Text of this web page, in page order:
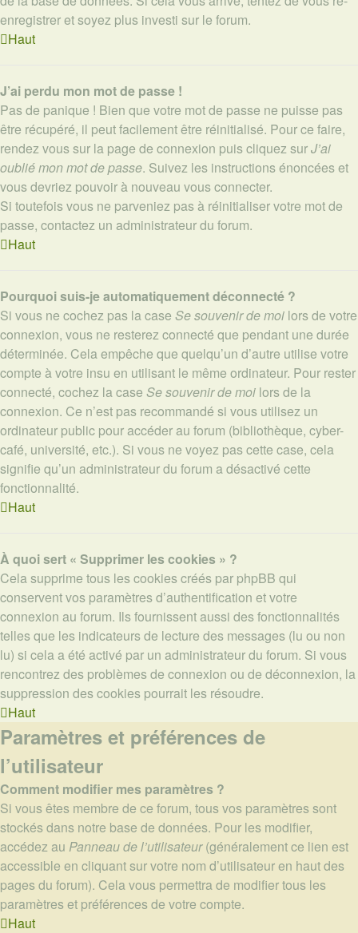
enregistrer et soyez plus investi sur le forum.
Haut
J’ai perdu mon mot de passe !
Pas de panique ! Bien que votre mot de passe ne puisse pas
être récupéré, il peut facilement être réinitialisé. Pour ce faire,
rendez vous sur la page de connexion puis cliquez surJ’ai
oublié mon mot de passe. Suivez les instructions énoncées et
vous devriez pouvoir à nouveau vous connecter.
Si toutefois vous ne parveniez pas à réinitialiser votre mot de
passe, contactez un administrateur du forum.
Haut
Pourquoi suis-je automatiquement déconnecté ?
Si vous ne cochez pas la case Se souvenir de moi lors de votre
connexion, vous ne resterez connecté que pendant une durée
déterminée. Cela empêche que quelqu’un d’autre utilise votre
compte à votre insu en utilisant le même ordinateur. Pour rester
connecté, cochez la case Se souvenir de moi lors de la
connexion. Ce n’est pas recommandé si vous utilisez un
ordinateur public pour accéder au forum (bibliothèque, cyber-
café, université, etc.). Si vous ne voyez pas cette case, cela
signifie qu’un administrateur du forum a désactivé cette
fonctionnalité.
Haut
À quoi sert « Supprimer les cookies » ?
Cela supprime tous les cookies créés par phpBB qui
conservent vos paramètres d’authentification et votre
connexion au forum. Ils fournissent aussi des fonctionnalités
telles que les indicateurs de lecture des messages (lu ou non
lu) si cela a été activé par un administrateur du forum. Si vous
rencontrez des problèmes de connexion ou de déconnexion, la
suppression des cookies pourrait les résoudre.
Haut
Paramètres et préférences de
l’utilisateur
Comment modifier mes paramètres ?
Si vous êtes membre de ce forum, tous vos paramètres sont
stockés dans notre base de données. Pour les modifier,
accédez au Panneau de l’utilisateur(généralement ce lien est
accessible en cliquant sur votre nom d’utilisateur en haut des
pages du forum). Cela vous permettra de modifier tous les
paramètres et préférences de votre compte.
Haut